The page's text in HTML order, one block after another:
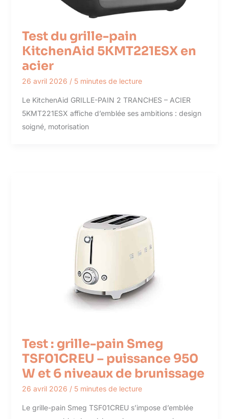
Test du grille-pain
KitchenAid 5KMT221ESX en
acier
26 avril 2026 / 5 minutes de lecture
Le KitchenAid GRILLE-PAIN 2 TRANCHES – ACIER
5KMT221ESX affiche d’emblée ses ambitions : design
soigné, motorisation
Test : grille-pain Smeg
TSF01CREU – puissance 950
W et 6 niveaux de brunissage
26 avril 2026 / 5 minutes de lecture
Le grille-pain Smeg TSF01CREU s’impose d’emblée